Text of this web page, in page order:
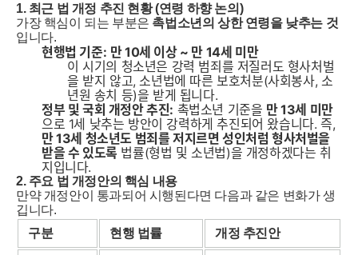
1. 최근 법 개정 추진 현황 (연령 하향 논의)
가장 핵심이 되는 부분은 촉법소년의 상한 연령을 낮추는 것
입니다.
현행법 기준: 만 10세 이상 ~ 만 14세 미만
이 시기의 청소년은 강력 범죄를 저질러도 형사처벌
을 받지 않고, 소년법에 따른 보호처분(사회봉사, 소
년원 송치 등)을 받게 됩니다.
정부 및 국회 개정안 추진: 촉법소년 기준을 만 13세 미만
으로 1세 낮추는 방안이 강력하게 추진되어 왔습니다. 즉,
만 13세 청소년도 범죄를 저지르면 성인처럼 형사처벌을
받을 수 있도록 법률(형법 및 소년법)을 개정하겠다는 취
지입니다.
2. 주요 법 개정안의 핵심 내용
만약 개정안이 통과되어 시행된다면 다음과 같은 변화가 생
깁니다.
구분
현행 법률 개정 추진안